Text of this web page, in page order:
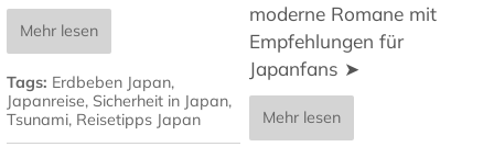
Mehr lesen
Tags: Erdbeben Japan,
Japanreise, Sicherheit in Japan,
Tsunami, Reisetipps Japan
moderne Romane mit
Empfehlungen für
Japanfans ➤
Mehr lesen